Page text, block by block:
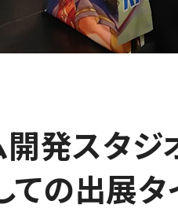
発スタジ
ての出展